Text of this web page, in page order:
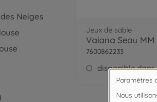
Neiges
Jeux de sable
7600862233